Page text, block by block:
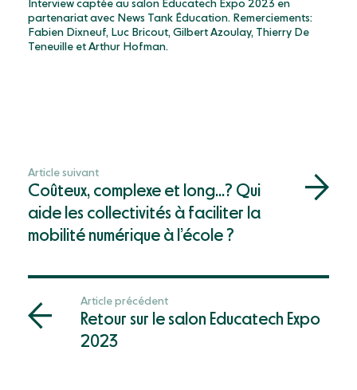
Interview captée au salon Educatech Expo 2023 en
partenariat avec News Tank Éducation. Remerciements:
Fabien Dixneuf, Luc Bricout, Gilbert Azoulay, Thierry De
Teneuille et Arthur Hofman.
Article précédent
Retour sur le salon Educatech Expo
2023
Article suivant
Coûteux, complexe et long…? Qui
aide les collectivités à faciliter la
mobilité numérique à l’école ?